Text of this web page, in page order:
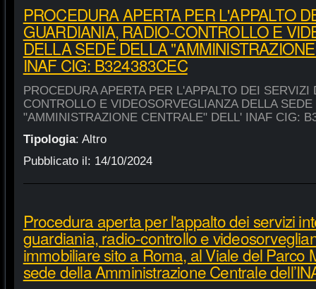
PROCEDURA APERTA PER L'APPALTO
GUARDIANIA, RADIO-CONTROLLO E
DELLA SEDE DELLA
INAF CIG: B324383CEC
PROCEDURA APERTA PER L'APPALTO DEI
CONTROLLO E VIDEOSORVEGLIANZA DELLA SEDE
"AMMINISTRAZIONE CENTRALE" DELL' INAF CIG:
Tipologia: Altro
Pubblicato il: 14/10/2024
Procedura aperta per l'appalto dei servizi
guardiania, radio-controllo e
immobiliare sito a Roma, al Viale del Parco
sede della Amministrazione Centrale